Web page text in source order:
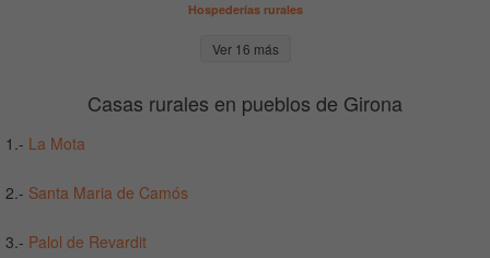
Hospederías rurales
Ver 16 más
Casas rurales en pueblos de Girona
1.- La Mota
2.- Santa Maria de Camós
3.- Palol de Revardit